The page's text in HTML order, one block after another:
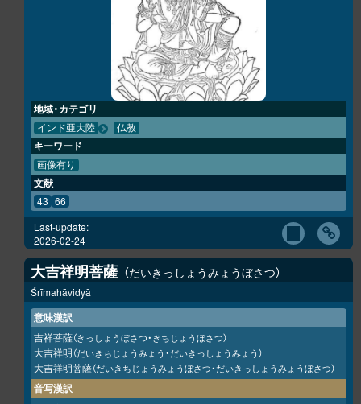
地域・カテゴリ
インド亜大陸 仏教
キーワード
画像有り
文献
43 66
Last-update:
2026-02-24
大吉祥明菩薩 だいきっしょうみょうぼさつ
Śrīmahāvidyā
意味漢訳
吉祥菩薩（きっしょうぼさつ・きちじょうぼさつ）
大吉祥明（だいきちじょうみょう・だいきっしょうみょう）
大吉祥明菩薩（だいきちじょうみょうぼさつ・だいきっしょうみょうぼさつ）
音写漢訳